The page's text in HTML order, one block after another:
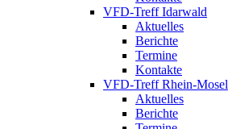
VFD-Treff Idarwald
Aktuelles
Berichte
Termine
Kontakte
VFD-Treff Rhein-Mosel
Aktuelles
Berichte